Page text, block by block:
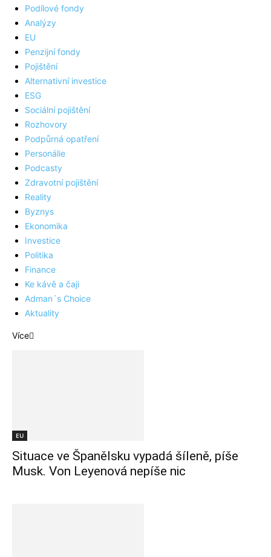
Podílové fondy
Analýzy
EU
Penzijní fondy
Pojištění
Alternativní investice
ESG
Sociální pojištění
Rozhovory
Podpůrná opatření
Personálie
Podcasty
Zdravotní pojištění
Reality
Byznys
Ekonomika
Investice
Politika
Finance
Ke kávě a čaji
Adman´s Choice
Aktuality
Více
EU
Situace ve Španělsku vypadá šíleně, píše
Musk. Von Leyenová nepíše nic